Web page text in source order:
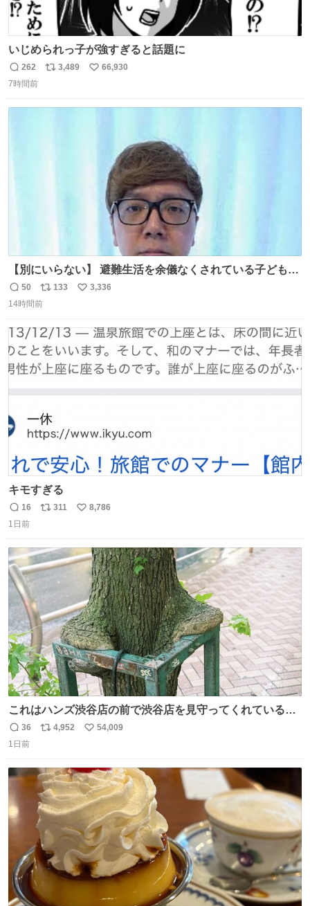
いじめられっ子が強すぎると話題に
返
信
262
リ
3,489
い
66,930
7時間前
【別にいらない】 避難生活を余儀なくされている子どもた
ちのためにヒカキンボックス1000個を寄付させていただき
ました
返
信
50
リ
ポ
ト
数
133
い
数
3,336
14時間前
キモすぎる
返
信
16
リ
ト
数
311
い
数
8,786
1日前
これはハンズ渋谷店の前で渋谷店を見守ってくれている
「くつろ木」。
返
信
36
リ
ト
数
4,952
い
数
54,009
1日前